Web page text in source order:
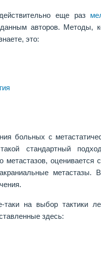
еще раз
авторов. Методы,
это:
больных с
стандартный
оценивается
таки на выбор тактики
здесь: